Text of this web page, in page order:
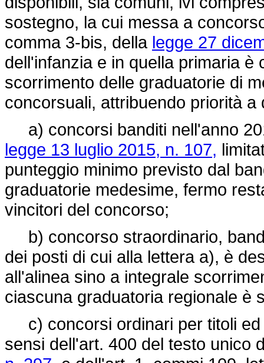
sostegno, la cui messa a
comma 3-bis, della legge 27
dell'infanzia e in quella primaria
scorrimento delle graduatorie di
concorsuali, attribuendo priorità
a) concorsi banditi nell'anno
legge 13 luglio 2015, n. 107,
punteggio minimo previsto dal
graduatorie medesime, fermo
vincitori del concorso;
b) concorso straordinario,
dei posti di cui alla lettera a), è
all'alinea sino a integrale
ciascuna graduatoria regionale è
c) concorsi ordinari per titoli ed
sensi dell'art. 400 del testo unico